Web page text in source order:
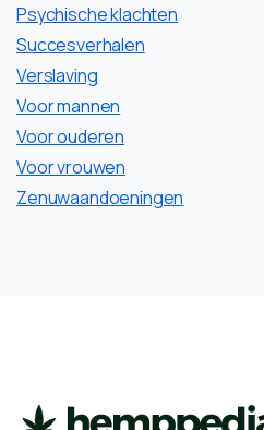
Psychische klachten
Succesverhalen
Verslaving
Voor mannen
Voor ouderen
Voor vrouwen
Zenuwaandoeningen